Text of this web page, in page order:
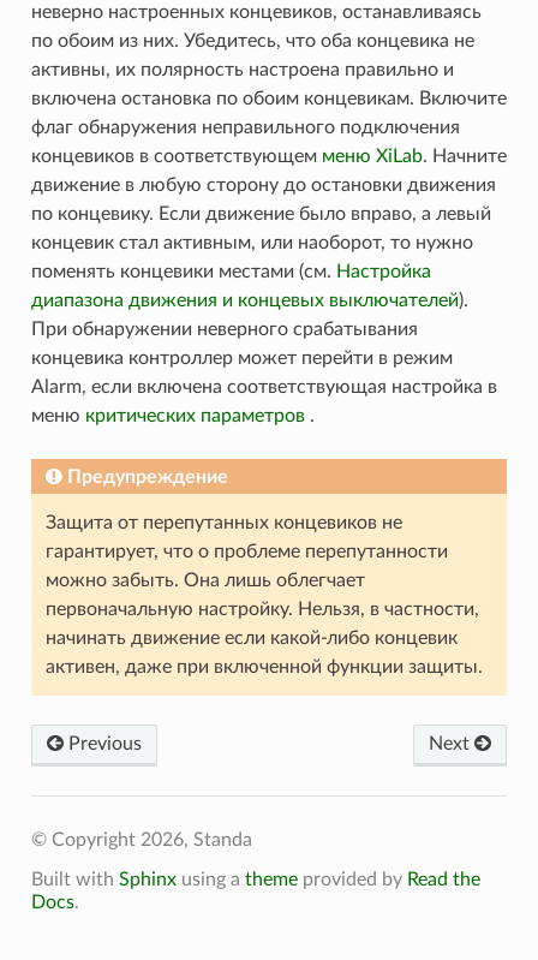
неверно настроенных концевиков, останавливаясь
по обоим из них. Убедитесь, что оба концевика не
активны, их полярность настроена правильно и
включена остановка по обоим концевикам. Включите
флаг обнаружения неправильного подключения
концевиков в соответствующем меню XiLab. Начните
движение в любую сторону до остановки движения
по концевику. Если движение было вправо, а левый
концевик стал активным, или наоборот, то нужно
поменять концевики местами (см. Настройка
диапазона движения и концевых выключателей).
При обнаружении неверного срабатывания
концевика контроллер может перейти в режим
Alarm, если включена соответствующая настройка в
меню критических параметров.
Предупреждение
Защита от перепутанных концевиков не
гарантирует, что о проблеме перепутанности
можно забыть. Она лишь облегчает
первоначальную настройку. Нельзя, в частности,
начинать движение если какой-либо концевик
активен, даже при включенной функции защиты.
Next
Previous
© Copyright 2026, Standa
Built with Sphinxusing a themeprovided by Read the
Docs.